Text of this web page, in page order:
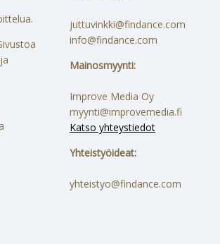
juttuvinkki@findance.com
info@findance.com
Mainosmyynti:
Improve Media Oy
myynti@improvemedia.fi
Katso yhteystiedot
Yhteistyöideat:
yhteistyo@findance.com